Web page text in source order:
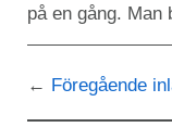
på en gång. Man
Föregående